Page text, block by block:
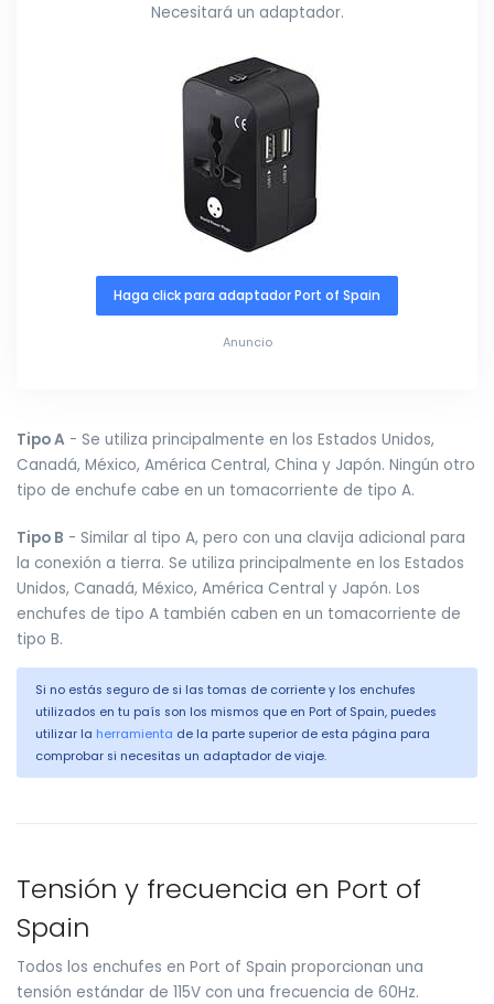
Necesitará un adaptador.
Haga click para adaptador Port of Spain
Anuncio
Tipo A - Se utiliza principalmente en los Estados Unidos,
Canadá, México, América Central, China y Japón. Ningún otro
tipo de enchufe cabe en un tomacorriente de tipo A.
Tipo B - Similar al tipo A, pero con una clavija adicional para
la conexión a tierra. Se utiliza principalmente en los Estados
Unidos, Canadá, México, América Central y Japón. Los
enchufes de tipo A también caben en un tomacorriente de
tipo B.
Si no estás seguro de si las tomas de corriente y los enchufes
utilizados en tu país son los mismos que en Port of Spain, puedes
utilizar la herramienta de la parte superior de esta página para
comprobar si necesitas un adaptador de viaje.
Tensión y frecuencia en Port of
Spain
Todos los enchufes en Port of Spain proporcionan una
tensión estándar de 115V con una frecuencia de 60Hz.